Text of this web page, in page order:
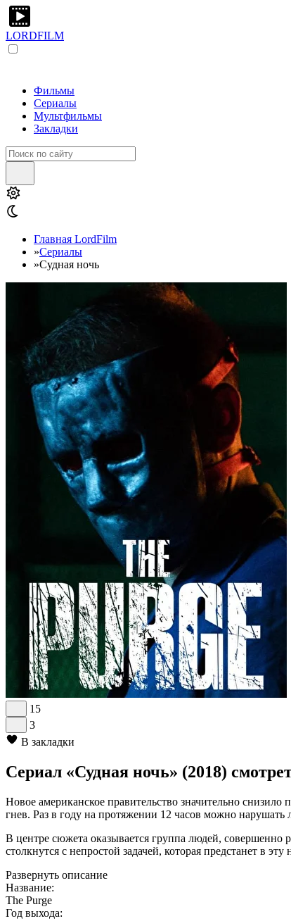
LORDFILM
Фильмы
Сериалы
Мультфильмы
Закладки
Главная LordFilm
»Сериалы
»Судная ночь
15
3
В закладки
Сериал «Судная ночь» (2018)
Новое американское правительство значительно
гнев. Раз в году на протяжении 12 часов можно нарушать
В центре сюжета оказывается группа людей, совершенно
столкнутся с непростой задачей, которая предстанет в
Развернуть описание
Название:
The Purge
Год выхода: